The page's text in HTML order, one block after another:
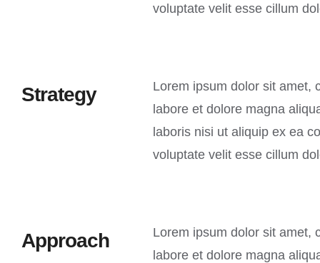
voluptate velit esse cillum
Strategy
Lorem ipsum dolor sit amet,
labore et dolore magna
laboris nisi ut aliquip ex ea
voluptate velit esse cillum
Approach
Lorem ipsum dolor sit amet,
labore et dolore magna